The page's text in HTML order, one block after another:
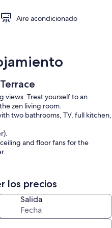
Aire acondicionado
views. Treat yourself to an
zen living room.
two bathrooms, TV, full kitchen,
and floor fans for the
(one ensuite).
kettle, refrigerator.
los precios
Salida